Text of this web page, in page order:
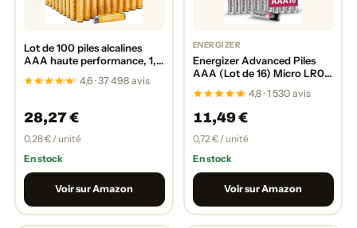
Lot de 100 piles alcalines
AAA haute performance, 1,5
4,6 · 37 498 avis
28,27 €
0,28 € / unité
En stock
Voir sur Amazon
ENERGIZER
Energizer Advanced Piles
AAA (Lot de 16) Micro LR03
Performance -
Télécommandes, Jouets et
Électroniques - Made in EU -
Emballage 0% Plastique -
4,8 · 1 530 avis
11,49 €
0,72 € / unité
En stock
Voir sur Amazon